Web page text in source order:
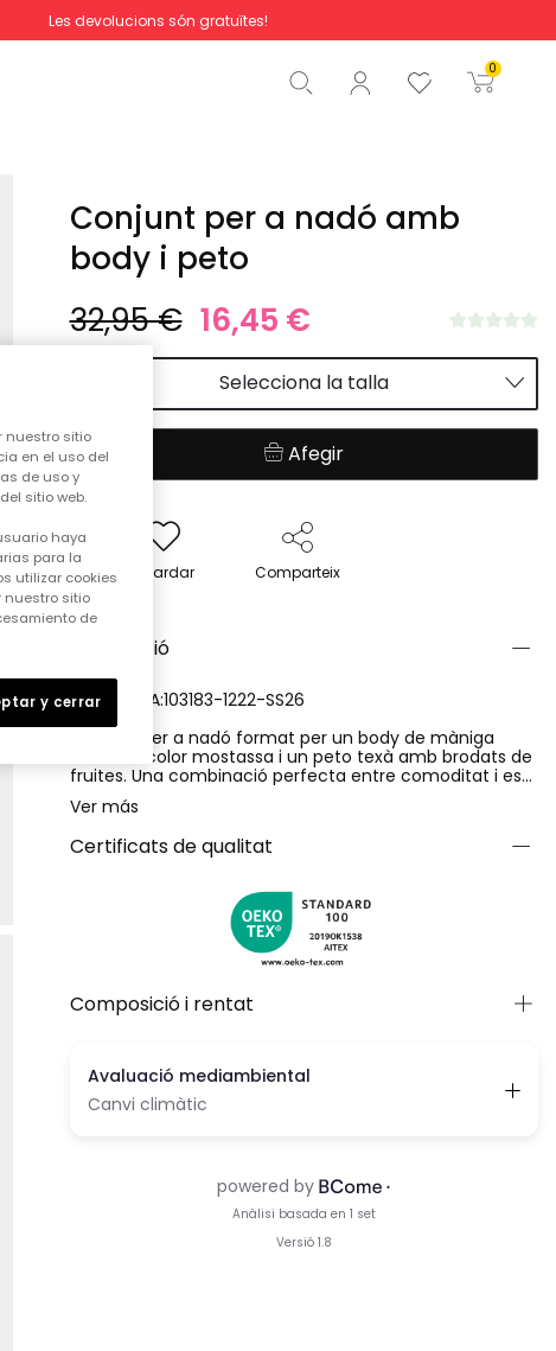
Les devolucions són gratuïtes!
0
Total 0,00 €
Començar la comanda
Conjunt per a nadó amb
body i peto
32,95 € 16,45 €
Selecciona la talla
Afegir
Guardar Comparteix
Descripció
REFERENCIA:103183-1222-SS26
Conjunt per a nadó format per un body de màniga
curta de color mostassa i un peto texà amb brodats de
fruites. Una combinació perfecta entre comoditat i estil
per al dia a dia. El body, confeccionat amb cotó suau,
aporta frescor i suavitat a la pell del nadó, mentre que
el peto amb tirants ajustables i butxaca davantera
afegeix un toc divertit i pràctic. Ideal per crear looks
Ver más
Certificats de qualitat
Composició i rentat
nuestro sitio
en el uso del
de uso y
sitio web.
haya
para la
utilizar cookies
nuestro sitio
de
y cerrar